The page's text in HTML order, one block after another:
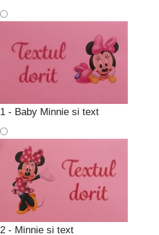
1 - Baby Minnie si text
2 - Minnie si text